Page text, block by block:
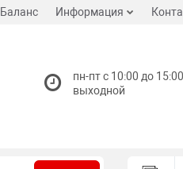
Баланс Информация
пн-пт с 10:00 до
выходной